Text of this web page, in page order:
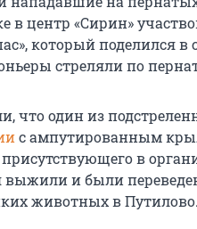
в центр «Сирин»
который поделился в
стреляли по
что один из
с ампутированным
в
выжили и были
животных в Путилово.